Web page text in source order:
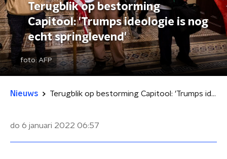
Terugblik op bestorming
Capitool: 'Trumps ideologie is nog
echt springlevend'
foto: AFP
Nieuws Terugblik op bestorming Capitool: 'Trumps ideologie is nog echt springlevend'
do 6 januari 2022 06:57